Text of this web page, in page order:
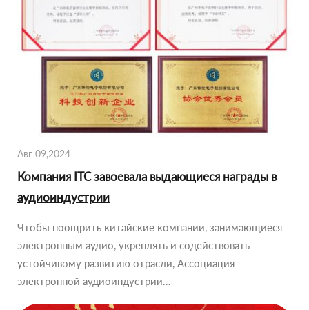
Авг 09,2024
Компания ITC завоевала выдающиеся награды в
аудиоиндустрии
Чтобы поощрить китайские компании, занимающиеся
электронным аудио, укреплять и содействовать
устойчивому развитию отрасли, Ассоциация
электронной аудиоиндустрии…